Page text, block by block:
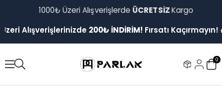
1000₺ Üzeri AlışverişlerdeÜCRETSİZKargo
Alışverişlerinizde200₺ İNDİRİM!Fırsatı Kaçırmayın! 🎁
0